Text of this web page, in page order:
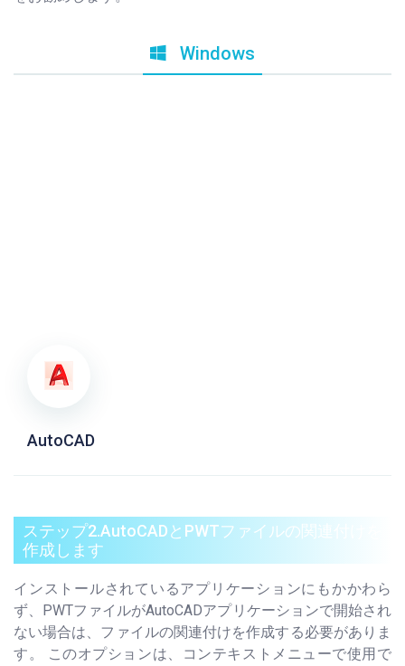
Windows
AutoCAD
ステップ2.AutoCADとPWTファイルの関連付けを
作成します
インストールされているアプリケーションにもかかわら
ず、PWTファイルがAutoCADアプリケーションで開始され
ない場合は、ファイルの関連付けを作成する必要がありま
す。 このオプションは、コンテキストメニューで使用で